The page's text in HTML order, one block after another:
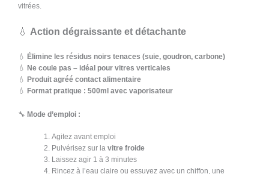
vitrées.
💧 Action dégraissante et détachante
💧 Élimine les résidus noirs tenaces (suie, goudron, carbone)
💧 Ne coule pas – idéal pour vitres verticales
💧 Produit agréé contact alimentaire
💧 Format pratique : 500ml avec vaporisateur
🔧 Mode d’emploi :
Agitez avant emploi
Pulvérisez sur la vitre froide
Laissez agir 1 à 3 minutes
Rincez à l’eau claire ou essuyez avec un chiffon, une